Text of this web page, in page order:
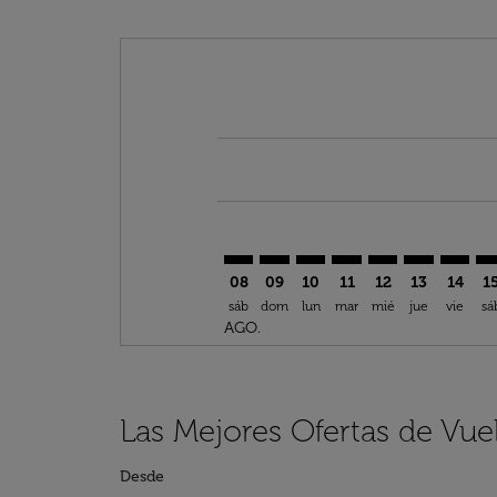
08
sáb
AGO.
09
dom
10
lun
11
mar
12
mié
13
jue
14
vie
Las Mejores Ofertas de
Desde